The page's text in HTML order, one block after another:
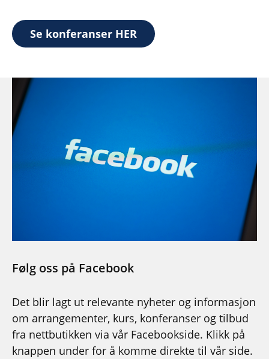
Se konferanser HER
Følg oss på Facebook
Det blir lagt ut relevante nyheter og informasjon
om arrangementer, kurs, konferanser og tilbud
fra nettbutikken via vår Facebookside. Klikk på
knappen under for å komme direkte til vår side.